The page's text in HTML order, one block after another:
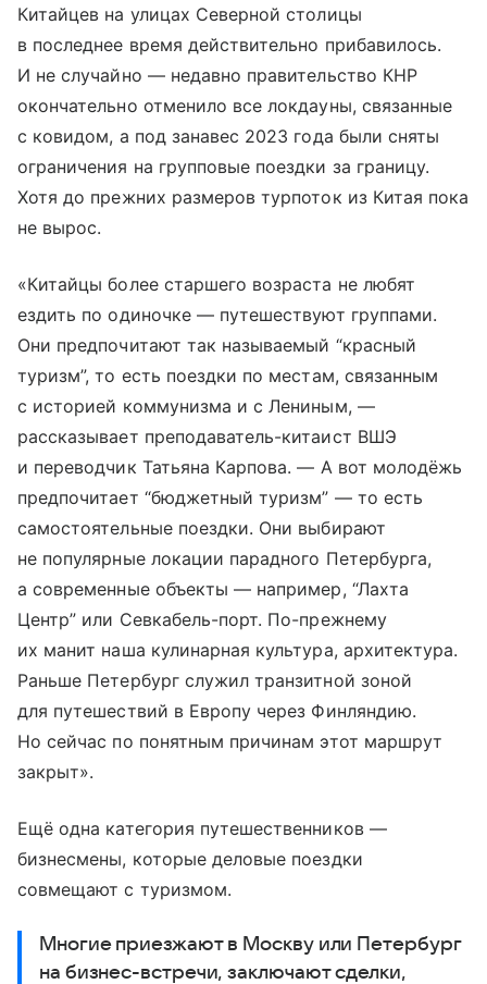
Китайцев на улицах Северной столицы
в последнее время действительно прибавилось.
И не случайно — недавно правительство КНР
окончательно отменило все локдауны, связанные
с ковидом, а под занавес 2023 года были сняты
ограничения на групповые поездки за границу.
Хотя до прежних размеров турпоток из Китая пока
не вырос.
«Китайцы более старшего возраста не любят
ездить по одиночке — путешествуют группами.
Они предпочитают так называемый “красный
туризм”, то есть поездки по местам, связанным
с историей коммунизма и с Лениным, —
рассказывает преподаватель-китаист ВШЭ
и переводчик Татьяна Карпова. — А вот молодёжь
предпочитает “бюджетный туризм” — то есть
самостоятельные поездки. Они выбирают
не популярные локации парадного Петербурга,
а современные объекты — например, “Лахта
Центр” или Севкабель-порт. По-прежнему
их манит наша кулинарная культура, архитектура.
Раньше Петербург служил транзитной зоной
для путешествий в Европу через Финляндию.
Но сейчас по понятным причинам этот маршрут
закрыт».
Ещё одна категория путешественников —
бизнесмены, которые деловые поездки
совмещают с туризмом.
Многие приезжают в Москву или Петербург
на бизнес-встречи, заключают сделки,